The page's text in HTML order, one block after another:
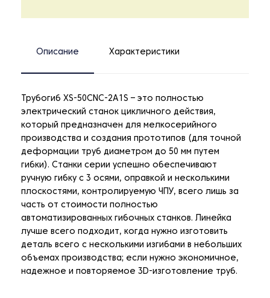
Описание Характеристики
Трубогиб XS-50CNC-2A1S – это полностью
электрический станок цикличного действия,
который предназначен для мелкосерийного
производства и создания прототипов (для точной
деформации труб диаметром до 50 мм путем
гибки). Станки серии успешно обеспечивают
ручную гибку с 3 осями, оправкой и несколькими
плоскостями, контролируемую ЧПУ, всего лишь за
часть от стоимости полностью
автоматизированных гибочных станков. Линейка
лучше всего подходит, когда нужно изготовить
деталь всего с несколькими изгибами в небольших
объемах производства; если нужно экономичное,
надежное и повторяемое 3D-изготовление труб.